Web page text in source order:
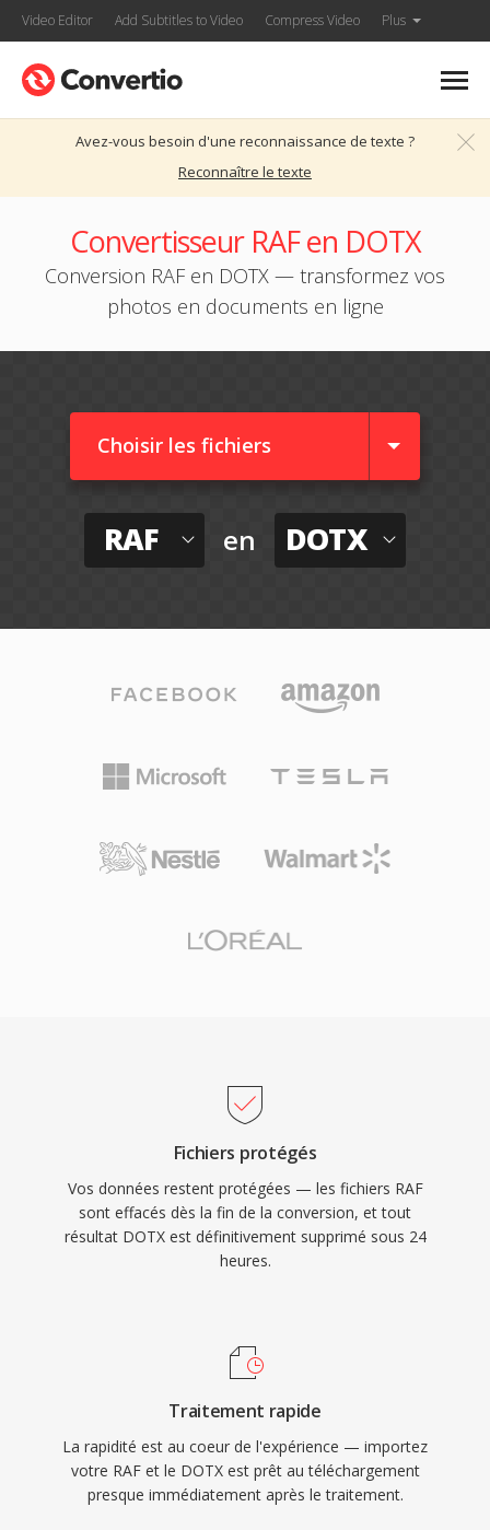
Video Editor Add Subtitles to Video Compress Video Plus
Avez-vous besoin d'une reconnaissance de texte ?
Reconnaître le texte
Convertisseur RAF en DOTX
Conversion RAF en DOTX — transformez vos
photos en documents en ligne
Choisir les fichiers
RAF en DOTX
Fichiers protégés
Vos données restent protégées — les fichiers RAF
sont effacés dès la fin de la conversion, et tout
résultat DOTX est définitivement supprimé sous 24
heures.
Traitement rapide
La rapidité est au coeur de l'expérience — importez
votre RAF et le DOTX est prêt au téléchargement
presque immédiatement après le traitement.